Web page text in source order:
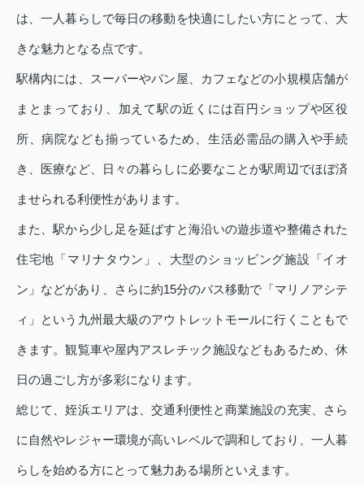
は、一人暮らしで毎日の移動を快適にしたい方にとって、大
きな魅力となる点です。
駅構内には、スーパーやパン屋、カフェなどの小規模店舗が
まとまっており、加えて駅の近くには百円ショップや区役
所、病院なども揃っているため、生活必需品の購入や手続
き、医療など、日々の暮らしに必要なことが駅周辺でほぼ済
ませられる利便性があります。
また、駅から少し足を延ばすと海沿いの遊歩道や整備された
住宅地「マリナタウン」、大型のショッピング施設「イオ
ン」などがあり、さらに約15分のバス移動で「マリノアシテ
ィ」という九州最大級のアウトレットモールに行くこともで
きます。観覧車や屋内アスレチック施設などもあるため、休
日の過ごし方が多彩になります。
総じて、姪浜エリアは、交通利便性と商業施設の充実、さら
に自然やレジャー環境が高いレベルで調和しており、一人暮
らしを始める方にとって魅力ある場所といえます。